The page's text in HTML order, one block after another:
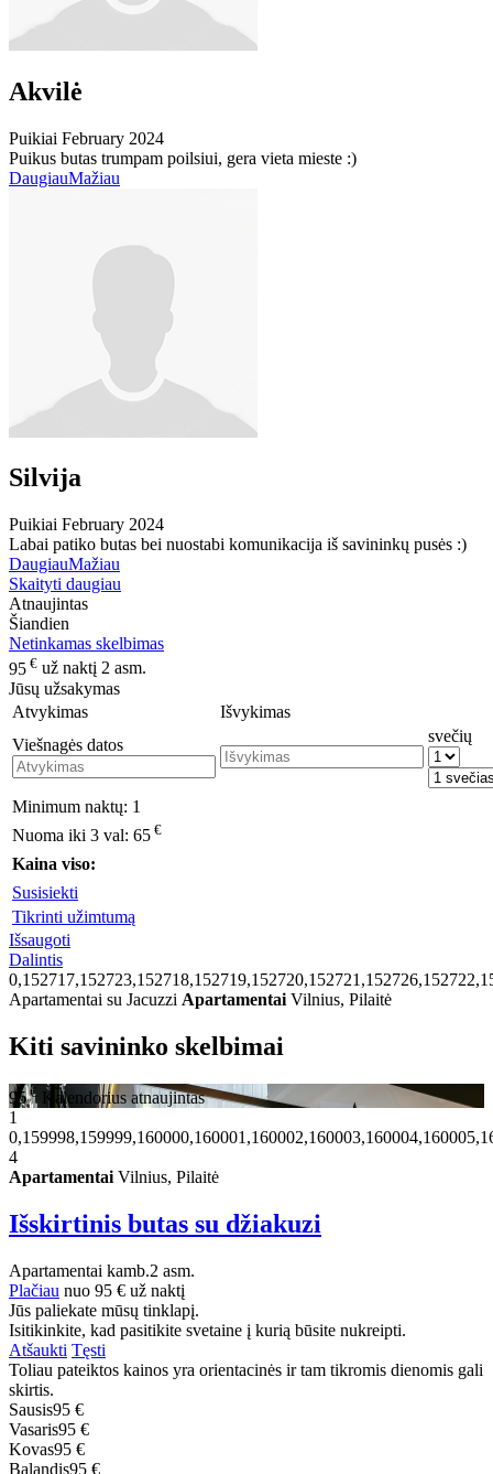
Akvilė
Puikiai February 2024
Puikus butas trumpam poilsiui, gera vieta mieste :)
DaugiauMažiau
Silvija
Puikiai February 2024
Labai patiko butas bei nuostabi komunikacija iš savininkų pusės :)
DaugiauMažiau
Skaityti daugiau
Atnaujintas
Šiandien
Netinkamas skelbimas
95 € už naktį 2 asm.
Jūsų užsakymas
Atvykimas
Išvykimas
Viešnagės datos
svečių
Minimum naktų: 1
Nuoma iki 3 val: 65 €
Kaina viso:
Susisiekti
Tikrinti užimtumą
Išsaugoti
Dalintis
Apartamentai su Jacuzzi Apartamentai Vilnius, Pilaitė
Kiti savininko skelbimai
95€ Kalendorius atnaujintas
1
4
Apartamentai Vilnius, Pilaitė
Išskirtinis butas su džiakuzi
Apartamentai kamb.2 asm.
Plačiau nuo 95 € už naktį
Jūs paliekate mūsų tinklapį.
Isitikinkite, kad pasitikite svetaine į kurią būsite nukreipti.
Atšaukti Tęsti
Toliau pateiktos kainos yra orientacinės ir tam tikromis dienomis gali
skirtis.
Sausis95 €
Vasaris95 €
Kovas95 €
Balandis95 €